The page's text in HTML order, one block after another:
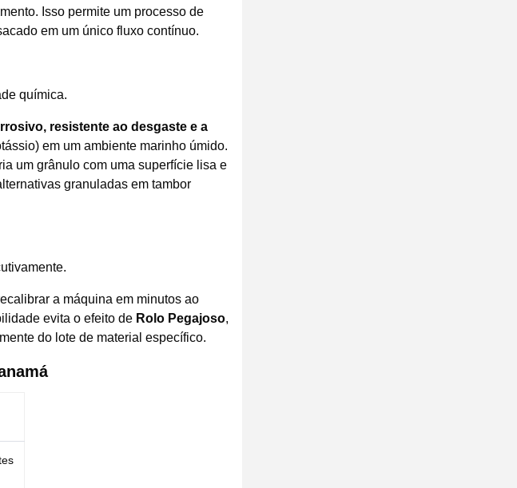
Isso permite um processo de
em um único fluxo contínuo.
química.
resistente ao desgaste e a
em um ambiente marinho úmido.
um grânulo com uma superfície lisa e
granuladas em tambor
a máquina em minutos ao
evita o efeito de Rolo Pegajoso,
do lote de material específico.